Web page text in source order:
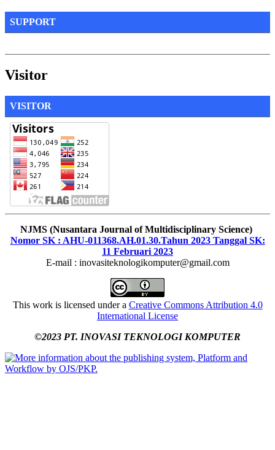
SUPPORT
Visitor
VISITOR
NJMS (Nusantara Journal of Multidisciplinary Science)
Nomor SK : AHU-011368.AH.01.30.Tahun 2023 Tanggal SK:
11 Februari 2023
E-mail : inovasiteknologikomputer@gmail.com
This work is licensed under a Creative Commons Attribution 4.0
International License
©2023 PT. INOVASI TEKNOLOGI KOMPUTER